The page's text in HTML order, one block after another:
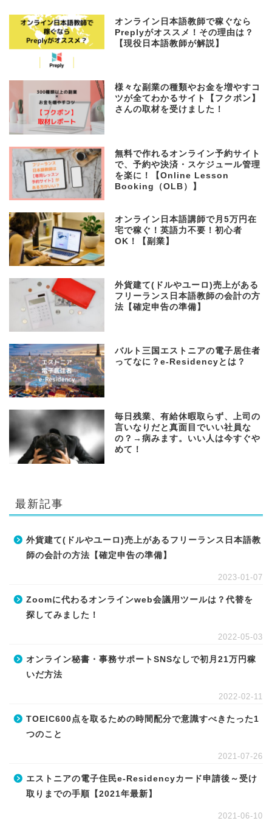
オンライン日本語教師で稼ぐなら
Preplyがオススメ！その理由は？
【現役日本語教師が解説】
様々な副業の種類やお金を増やすコ
ツが全てわかるサイト【フクポン】
さんの取材を受けました！
無料で作れるオンライン予約サイト
で、予約や決済・スケジュール管理
を楽に！【Online Lesson
Booking（OLB）】
オンライン日本語講師で月5万円在
宅で稼ぐ！英語力不要！初心者
OK！【副業】
外貨建て(ドルやユーロ)売上がある
フリーランス日本語教師の会計の方
法【確定申告の準備】
バルト三国エストニアの電子居住者
ってなに？e-Residencyとは？
毎日残業、有給休暇取らず、上司の
言いなりだと真面目でいい社員な
の？→病みます。いい人は今すぐや
めて！
最新記事
外貨建て(ドルやユーロ)売上があるフリーランス日本語教
師の会計の方法【確定申告の準備】
2023-01-07
Zoomに代わるオンラインweb会議用ツールは？代替を
探してみました！
2022-05-03
オンライン秘書・事務サポートSNSなしで初月21万円稼
いだ方法
2022-02-11
TOEIC600点を取るための時間配分で意識すべきたった1
つのこと
2021-07-26
エストニアの電子住民e-Residencyカード申請後～受け
取りまでの手順【2021年最新】
2021-06-10